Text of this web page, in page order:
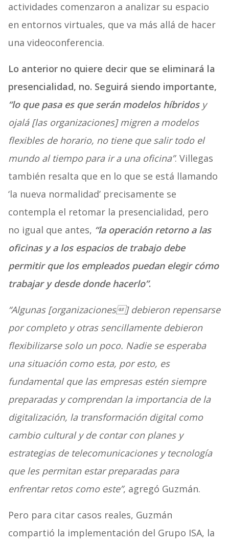
actividades comenzaron a analizar su espacio
en entornos virtuales, que va más allá de hacer
una videoconferencia.
Lo anterior no quiere decir que se eliminará la
presencialidad, no. Seguirá siendo importante,
“lo que pasa es que serán modelos híbridos y
ojalá [las organizaciones] migren a modelos
flexibles de horario, no tiene que salir todo el
mundo al tiempo para ir a una oficina”. Villegas
también resalta que en lo que se está llamando
‘la nueva normalidad’ precisamente se
contempla el retomar la presencialidad, pero
no igual que antes, “la operación retorno a las
oficinas y a los espacios de trabajo debe
permitir que los empleados puedan elegir cómo
trabajar y desde donde hacerlo”.
“Algunas [organizaciones] debieron repensarse
por completo y otras sencillamente debieron
flexibilizarse solo un poco. Nadie se esperaba
una situación como esta, por esto, es
fundamental que las empresas estén siempre
preparadas y comprendan la importancia de la
digitalización, la transformación digital como
cambio cultural y de contar con planes y
estrategias de telecomunicaciones y tecnología
que les permitan estar preparadas para
enfrentar retos como este”, agregó Guzmán.
Pero para citar casos reales, Guzmán
compartió la implementación del Grupo ISA, la